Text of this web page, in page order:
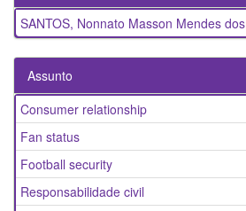
SANTOS, Nonnato Masson Mendes dos
Assunto
Consumer relationship
Fan status
Football security
Responsabilidade civil